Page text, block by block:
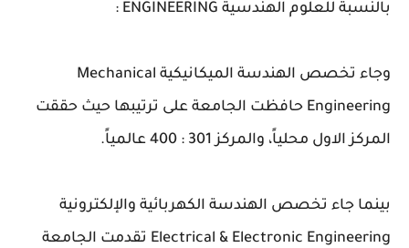
بالنسبة للعلوم الهندسية ENGINEERING :
وجاء تخصص الهندسة الميكانيكية Mechanical
Engineering حافظت الجامعة على ترتيبها حيث حققت
المركز الاول محلياً، والمركز 301 : 400 عالمياً.
بينما جاء تخصص الهندسة الكهربائية والإلكترونية
Electrical & Electronic Engineering تقدمت الجامعة